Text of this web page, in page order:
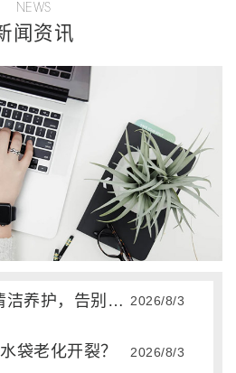
NEWS
闻资讯
PVC热水袋正确清洁养护，告别水垢发硬漏水 2026/8/3
袋老化开裂？ 2026/8/3